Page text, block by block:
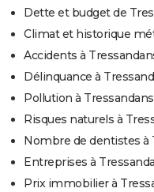
Dette et budget de
Climat et historique
Accidents à
Délinquance à
Pollution à Tressandans
Risques naturels à
Nombre de dentistes à
Entreprises à
Prix immobilier à